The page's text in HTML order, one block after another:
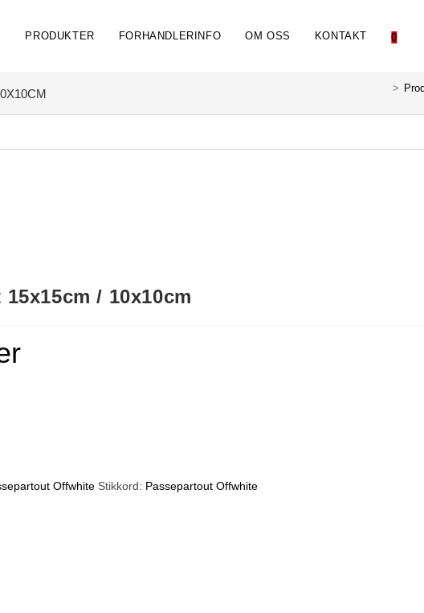
PRODUKTER FORHANDLERINFO OM OSS KONTAKT 0
>
/ 10x10cm
Offwhite Stikkord: Passepartout Offwhite